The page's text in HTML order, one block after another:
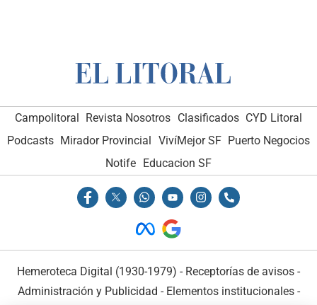
Campolitoral Revista Nosotros Clasificados CYD Litoral
Podcasts Mirador Provincial VivíMejor SF Puerto Negocios
Notife Educacion SF
Hemeroteca Digital (1930-1979) - Receptorías de avisos -
Administración y Publicidad - Elementos institucionales-